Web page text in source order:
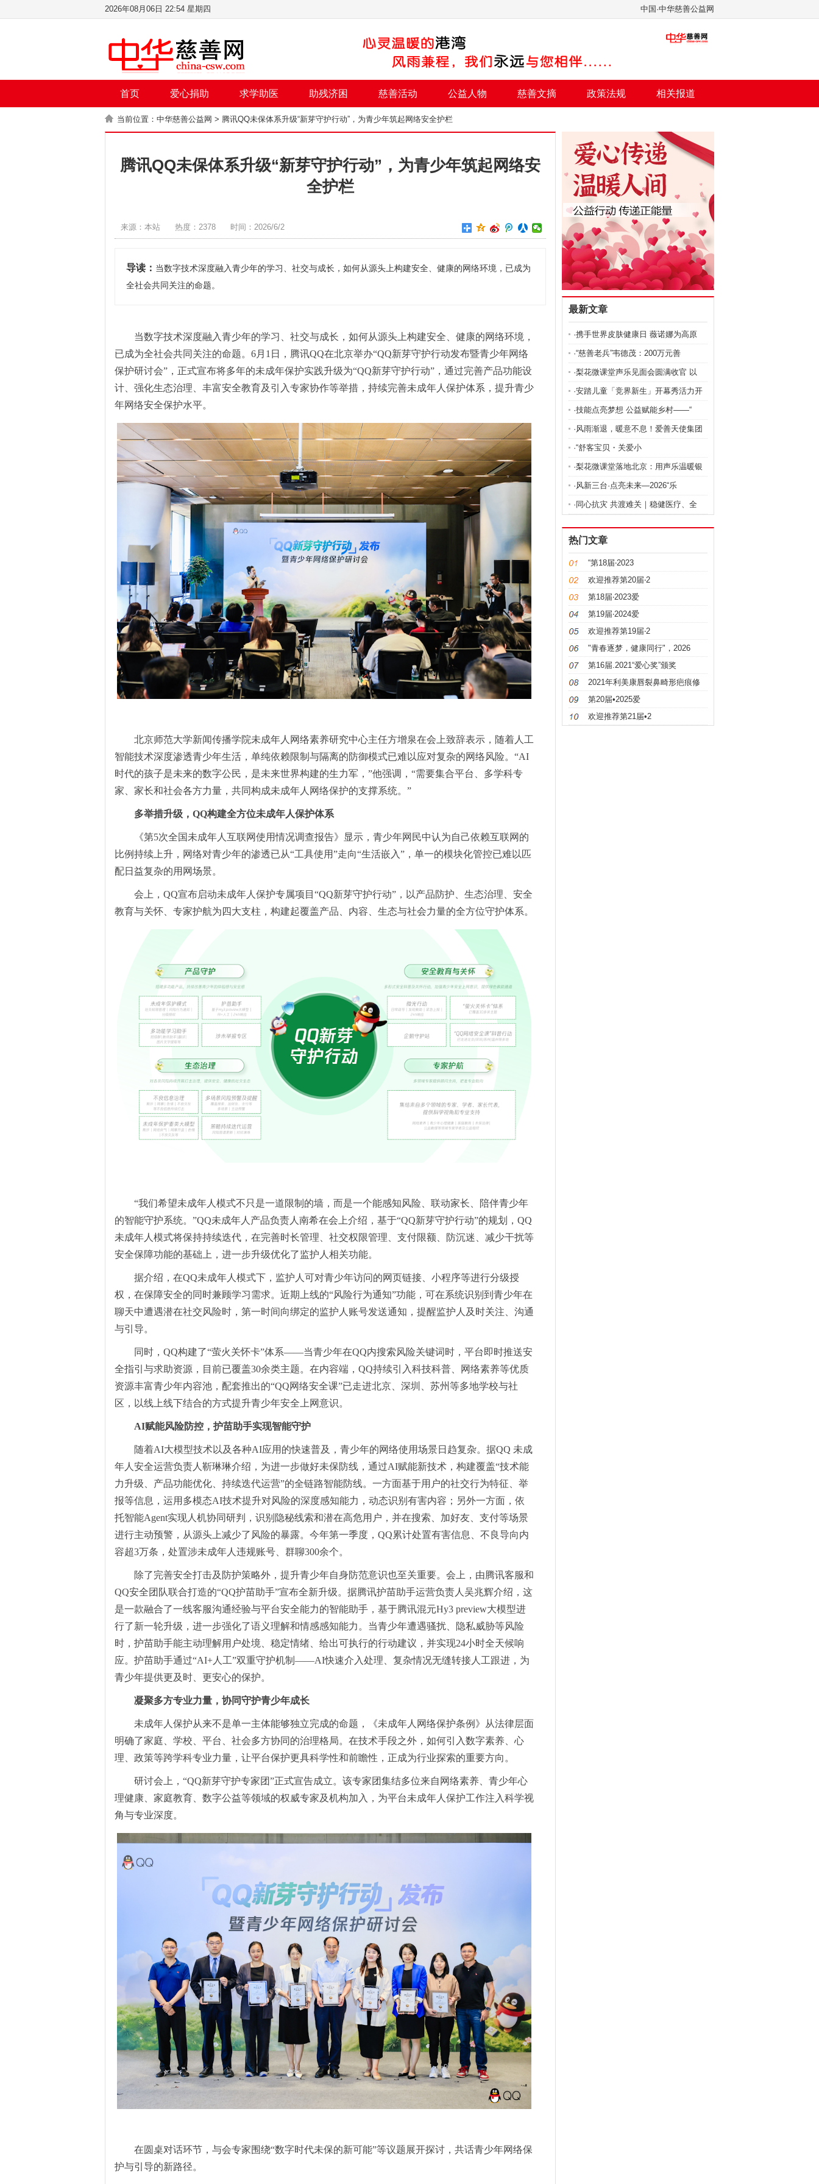
中国·中华慈善公益网
2026年08月06日 22:54 星期四
首页 爱心捐助 求学助医 助残济困 慈善活动 公益人物 慈善文摘 政策法规 相关报道
当前位置： 中华慈善公益网 > 腾讯QQ未保体系升级“新芽守护行动”，为青少年筑起网络安全护栏
腾讯QQ未保体系升级“新芽守护行动”，为青少年筑起网络安
全护栏
来源：本站 热度：2378 时间：2026/6/2
导读： 当数字技术深度融入青少年的学习、社交与成长，如何从源头上构建安全、健康的网络环境，已成为
全社会共同关注的命题。
当数字技术深度融入青少年的学习、社交与成长，如何从源头上构建安全、健康的网络环境，
已成为全社会共同关注的命题。6月1日， 腾讯QQ在北京举办“QQ新芽守护行动发布暨青少年网络
保护研讨会”， 正式宣布将多年的未成年保护实践升级为“QQ新芽守护行动” ，通过完善产品功能设
计、强化生态治理、丰富安全教育及引入专家协作等举措，持续完善未成年人保护体系， 提升青少
年网络安全保护水平。
北京师范大学新闻传播学院未成年人网络素养研究中心主任方增泉在会上致辞表示，随着人工
智能技术深度渗透青少年生活，单纯依赖限制与隔离的防御模式已难以应对复杂的网络风险。“AI
时代的孩子是未来的数字公民，是未来世界构建的生力军，”他强调，“需要集合平台、多学科专
家、家长和社会各方力量，共同构成未成年人网络保护的支撑系统。”
多举措升级 ，QQ构建全方位未成年人保护体系
《第5次全国未成年人互联网使用情况调查报告》显示， 青少年网民中认为自己依赖互联网的
比例持续上升，网络对青少年的渗透已从“工具使用”走向“生活嵌入”，单一的模块化管控已难以匹
配日益复杂的用网场景。
会上， QQ宣布启动未成年人保护专属项目“QQ新芽守护行动”，以产品防护 、生态治理、安全
教育与关怀、专家护航为 四大支柱，构建起覆盖产品、内容、生态与社会力量的全方位守护体系。
“我们希望未成年人模式不只是一道限制的墙，而是一个能感知风险、联动家长、陪伴青少年
的智能守护系统。”QQ未成年人产品负责人 南希在会上介绍，基于“QQ新芽守护行动”的规划， QQ
未成年人模式将保持持续迭代，在完善时长管理、 社交权限管理、支付限额、 防沉迷 、减少干扰等
安全保障功能的基础上， 进一步升级优化了监护人 相关功能。
据介绍，在QQ未成年人模式下， 监护人可对青少年访问的网页链接、小程序等进行分级授
权，在保障安全的同时兼顾学习需求。 近期上线的“风险行为通知”功能 ，可在系统识别到青少年在
聊天中遭遇潜在社交风险时，第一时间向绑定的监护人账号发送通知， 提醒监护人及时关注、沟通
与引导。
同时，QQ构建了“萤火关怀卡”体系——当青少年在QQ内搜索风险关键词时，平台即时推送安
全指引与求助资源，目前已覆盖30余类主题。在内容端，QQ持续引入科技科普、网络素养等优质
资源丰富青少年内容池，配套推出的“QQ网络安全课”已走进北京、深圳、苏州等多地学校与社
区，以线上线下结合的方式提升青少年安全上网意识。
AI赋能风险防控，护苗助手实现智能守护
随着AI大模型技术以及各种AI应用的快速普及，青少年的网络使用场景日趋复杂。据QQ 未成
年人安全运营负责人靳琳琳介绍，为进一步做好未保防线，通过AI赋能新技术，构建覆盖“技术能
力升级、产品功能优化、持续迭代运营”的全链路智能防线。一方面基于用户的社交行为特征、举
报等信息，运用多模态AI技术提升对风险的深度感知能力，动态识别有害内容；另外一方面，依
托智能Agent实现人机协同研判，识别隐秘线索和潜在高危用户，并在搜索、加好友、支付等场景
进行主动预警，从源头上减少了风险的暴露。今年第一季度，QQ累计处置有害信息、不良导向内
容超3万条，处置涉未成年人违规账号、群聊300余个。
除了完善安全打击及防护策略外，提升青少年自身防范意识也至关重要。会上，由腾讯客服和
QQ安全团队联合打造的“QQ护苗助手”宣布全新升级。据腾讯护苗助手运营负责人 吴兆辉介绍，这
是一款融合了一线客服沟通经验与平台安全能力的智能助手， 基于腾讯混元Hy3 preview大模型进
行了新一轮升级，进一步强化了语义理解和情感感知能力。当青少年遭遇骚扰、隐私威胁等风险
时，护苗助手能主动理解用户处境、稳定情绪、给出可执行的行动建议，并实现24小时全天候响
应。护苗助手通过“AI+人工”双重守护机制——AI快速介入处理、复杂情况无缝转接人工跟进，为
青少年提供更及时、更安心的保护。
凝聚多方专业力量，协同守护青少年成长
未成年人保护从来不是单一主体能够独立完成的命题 ，
《未成年人网络保护条例》从法律层面
明确了家庭、学校、平台、社会多方协同的治理格局。在技术手段之外，如何引入数字素养、 心
理、政策等跨学科专业力量，让平台保护更具科学性和前瞻性，正成为行业探索的重要方向。
研讨会上， “QQ新芽守护专家团”正式宣告成立。该专家团集结多位来自 网络素养、青少年心
理健康
家庭教育、 数字公益等领域的权威专家及机构加入，为平台未成年人保护工作注入科学视
角与专业深度。
在圆桌对话环节，与会专家围绕“数字时代未保的新可能”等议题展开探讨，共话青少年网络保
护与引导的新路径。
最新文章
·携手世界皮肤健康日 薇诺娜为高原
·“慈善老兵”韦德茂：200万元善
·梨花微课堂声乐见面会圆满收官 以
·安踏儿童「竞界新生」开幕秀活力开
·技能点亮梦想 公益赋能乡村——“
·风雨渐退，暖意不息！爱善天使集团
·“舒客宝贝・关爱小
·梨花微课堂落地北京：用声乐温暖银
·风新三台·点亮未来—2026“乐
·同心抗灾 共渡难关｜稳健医疗、全
热门文章
“第18届‧2023
欢迎推荐第20届‧2
第18届‧2023爱
第19届‧2024爱
欢迎推荐第19届‧2
"青春逐梦，健康同行"，2026
第16届.2021“爱心奖”颁奖
2021年利美康唇裂鼻畸形疤痕修
第20届•2025爱
欢迎推荐第21届•2